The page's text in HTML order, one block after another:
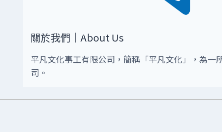
關於我們｜About Us
平凡文化事工有限公司，簡稱「平凡文化」，為一
司。